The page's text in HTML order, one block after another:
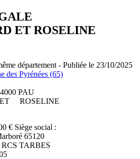
ET ROSELINE
département - Publiée le 23/10/2025
des Pyrénées (65)
PAU
ROSELINE
€ Siège social :
65120
TARBES